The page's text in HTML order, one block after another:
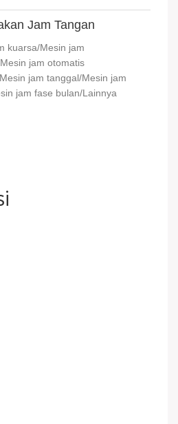
Jam Tangan
kuarsa/Mesin jam
jam otomatis
jam tanggal/Mesin jam
jam fase bulan/Lainnya